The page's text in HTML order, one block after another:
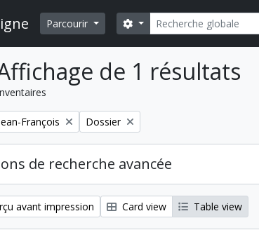
Parcourir Rechercher
Search options
de 1 résultats
filter:François Remove filter:
Dossier
de recherche avancée
avant impression Card view Table view